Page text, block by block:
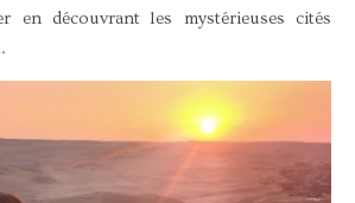
en découvrant les mystérieuses cités